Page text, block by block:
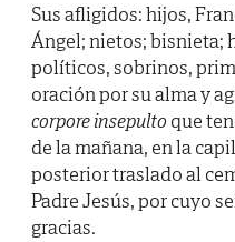
Sus afligidos: hijos,
Ángel; nietos; bisnieta;
políticos, sobrinos,
oración por su alma y
corpore insepulto que
de la mañana, en la
posterior traslado al
Padre Jesús, por cuyo
gracias.